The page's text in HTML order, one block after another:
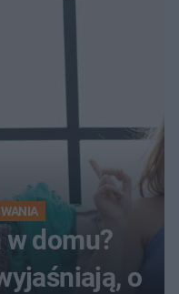
w domu?
o